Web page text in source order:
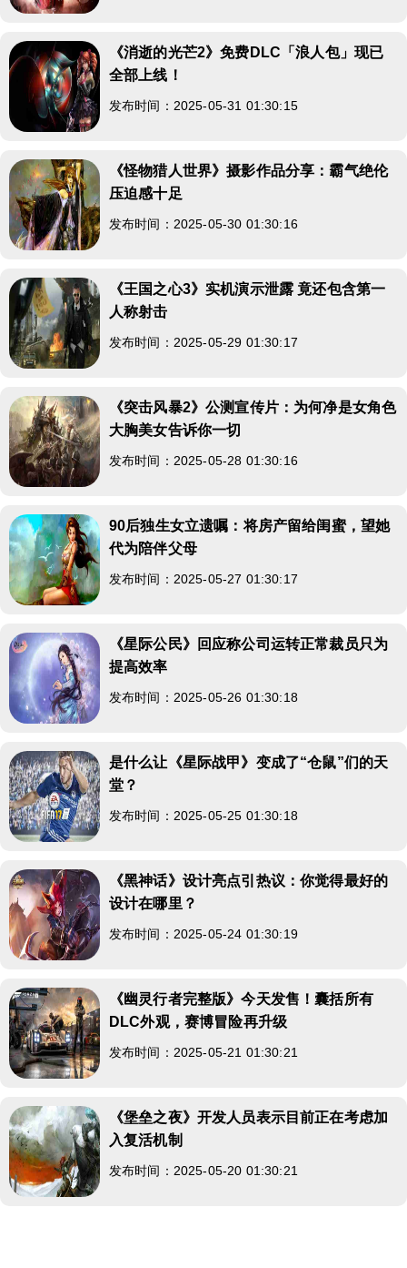
《消逝的光芒2》免费DLC「浪人包」现已
全部上线！
发布时间：2025-05-31 01:30:15
《怪物猎人世界》摄影作品分享：霸气绝伦
压迫感十足
发布时间：2025-05-30 01:30:16
《王国之心3》实机演示泄露 竟还包含第一
人称射击
发布时间：2025-05-29 01:30:17
《突击风暴2》公测宣传片：为何净是女角色
大胸美女告诉你一切
发布时间：2025-05-28 01:30:16
90后独生女立遗嘱：将房产留给闺蜜，望她
代为陪伴父母
发布时间：2025-05-27 01:30:17
《星际公民》回应称公司运转正常裁员只为
提高效率
发布时间：2025-05-26 01:30:18
是什么让《星际战甲》变成了“仓鼠”们的天
堂？
发布时间：2025-05-25 01:30:18
《黑神话》设计亮点引热议：你觉得最好的
设计在哪里？
发布时间：2025-05-24 01:30:19
《幽灵行者完整版》今天发售！囊括所有
DLC外观，赛博冒险再升级
发布时间：2025-05-21 01:30:21
《堡垒之夜》开发人员表示目前正在考虑加
入复活机制
发布时间：2025-05-20 01:30:21